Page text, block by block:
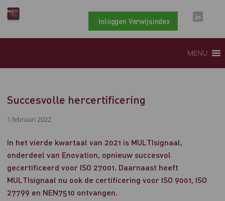
Inloggen Verwijsindex
MENU
Succesvolle hercertificering
1 februari 2022
In het vierde kwartaal van 2021 is MULTIsignaal,
onderdeel van Enovation, opnieuw succesvol
gecertificeerd voor ISO 27001. Daarnaast heeft
MULTIsignaal nu ook de certificering voor ISO 9001, ISO
27799 en NEN7510 ontvangen.